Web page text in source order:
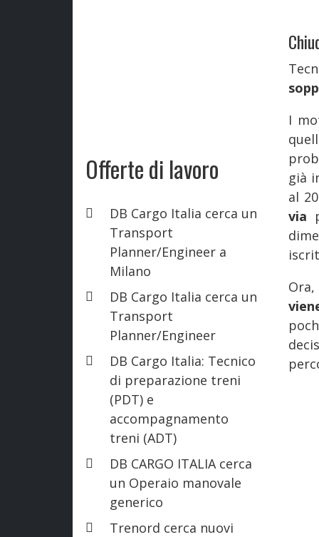
Offerte di lavoro
DB Cargo Italia cerca un
Transport
Planner/Engineer a
Milano
DB Cargo Italia cerca un
Transport
Planner/Engineer
DB Cargo Italia: Tecnico
di preparazione treni
(PDT) e
accompagnamento
treni (ADT)
DB CARGO ITALIA cerca
un Operaio manovale
generico
Trenord cerca nuovi
I
già
al
via